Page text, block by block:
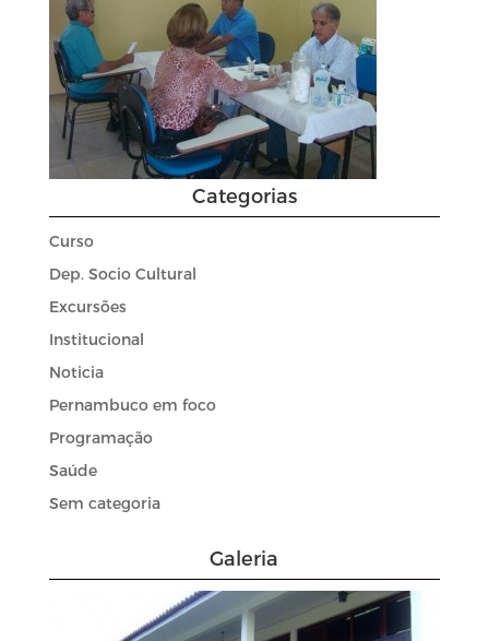
Categorias
Curso
Dep. Socio Cultural
Excursões
Institucional
Noticia
Pernambuco em foco
Programação
Saúde
Sem categoria
Galeria